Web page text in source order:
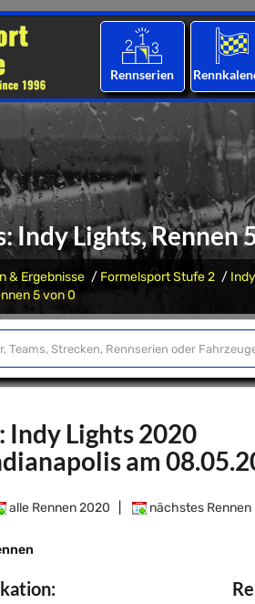
Rennserien
Indy Lights, Rennen
& Ergebnisse Formelsport Stufe 2
5 von 0
Indy Lights 2020
am
alle Rennen 2020 nächstes Rennen